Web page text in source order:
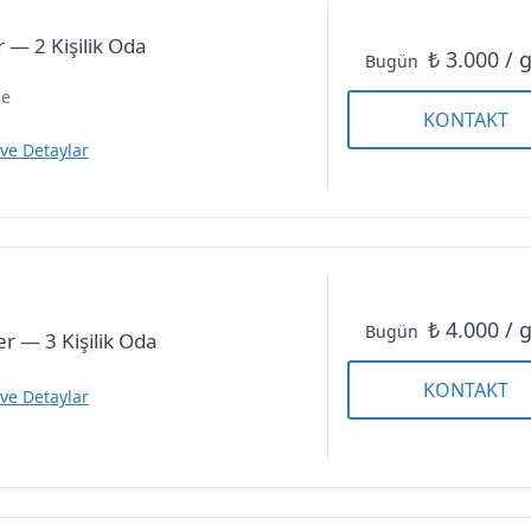
Einzelzimmer — 1 Kişilik
Oda
— 2 Kişilik Oda
Detaylar
Doppelzimmer — 2 Kişilik
Bugün ₺ 3.000 /
KONTAKT
— 3 Kişilik Oda
Detaylar
Bugün ₺ 4.000 /
KONTAKT